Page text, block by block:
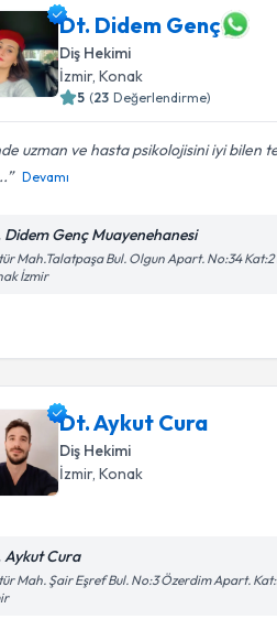
Dt. Didem Genç
Diş Hekimi
İzmir, Konak
5 (23 Değerlendirme)
uzman ve hasta psikolojisini iyi bilen
Devamı
Didem Genç Muayenehanesi
Mah.Talatpaşa Bul. Olgun Apart. No:34
İzmir
Dt. Aykut Cura
Diş Hekimi
İzmir, Konak
Aykut Cura
Mah. Şair Eşref Bul. No:3 Özerdim Apart.